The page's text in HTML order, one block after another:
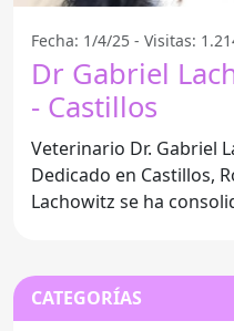
Fecha: 1/4/25 - Visitas:
Dr Gabriel
- Castillos
Veterinario Dr. Gabriel
Dedicado en Castillos, Rocha El Dr.
Lachowitz se ha
CATEGORÍAS